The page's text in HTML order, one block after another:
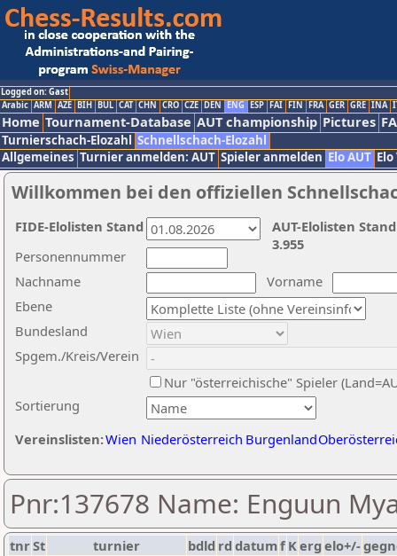
Logged on: Gast
Arabic ARM AZE BIH BUL CAT CHN CRO CZE DEN ENG ESP FAI FIN FRA GER GRE INA
Home Tournament-Database AUT championship Pictures
Turnierschach-Elozahl Schnellschach-Elozahl
Allgemeines Turnier anmelden: AUT Spieler anmelden Elo AUT
Willkommen bei den offiziellen
Nachname
Vorname
Ebene
Sortierung
Personennummer
Bundesland
Spgem./Kreis/Verein
Nur "österreichische" Spieler
Vereinslisten:Wien Niederösterreich Burgenland
AUT-Elolisten
3.955
FIDE-Elolisten Stand
Pnr:137678 Name: Enguun
tnrSt turnier bdld rd datumf Kerg elo+/-